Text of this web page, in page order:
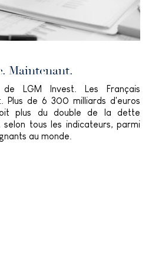
Maintenant.
LGM Invest. Les Français
Plus de 6 300 milliards d'euros
plus du double de la dette
selon tous les indicateurs, parmi
au monde.